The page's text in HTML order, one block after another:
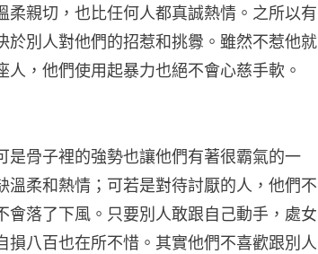
柔親切，也比任何人都真誠熱情。之所以有
於別人對他們的招惹和挑釁。雖然不惹他就
，他們使用起暴力也絕不會心慈手軟。
骨子裡的強勢也讓他們有著很霸氣的一
溫柔和熱情；可若是對待討厭的人，他們不
會落了下風。只要別人敢跟自己動手，處女
損八百也在所不惜。其實他們不喜歡跟別人